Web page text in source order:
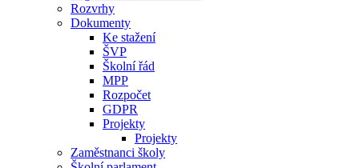
Rozvrhy
Dokumenty
Ke stažení
ŠVP
Školní řád
MPP
Rozpočet
GDPR
Projekty
Projekty
Zaměstnanci školy